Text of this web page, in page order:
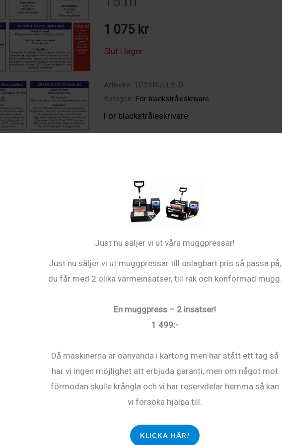
Just nu säljer vi ut våra muggpressar!
Just nu säljer vi ut muggpressar till oslagbart pris så passa på,
du får med 2 olika värmeinsatser, till rak och konformad mugg.
En muggpress – 2 insatser!
1 499:-
Då maskinerna är oanvända i kartong men har stått ett tag så
har vi ingen möjlighet att erbjuda garanti, men om något mot
förmodan skulle krångla och vi har reservdelar hemma så kan
vi försöka hjälpa till.
KLICKA HÄR!
1 075 kr
Slut i lager
Artikelnr: TP23RULLE-D
Kategori: För bläckstråleskrivare
För bläckstråleskrivare
FE200 – Subli-Dark
A3
FE021 – Ink-Jet
Dark A4
250kr
LÄGG TILL I
VARUKORG